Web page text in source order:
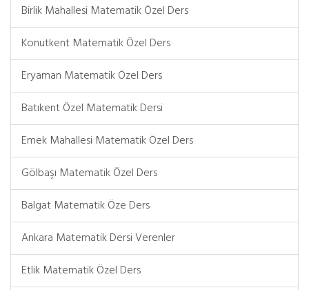
Birlik Mahallesi Matematik Özel Ders
Konutkent Matematik Özel Ders
Eryaman Matematik Özel Ders
Batıkent Özel Matematik Dersi
Emek Mahallesi Matematik Özel Ders
Gölbaşı Matematik Özel Ders
Balgat Matematik Öze Ders
Ankara Matematik Dersi Verenler
Etlik Matematik Özel Ders